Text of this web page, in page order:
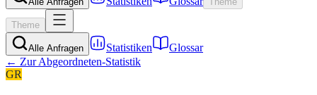
Theme
Alle Anfragen Statistiken
Glossar
← Zur Abgeordneten-Statistik
GR